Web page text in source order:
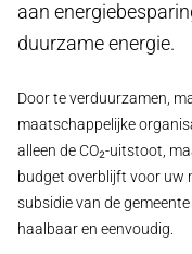
aan
duurzame energie.
Door te verduurzamen,
maatschappelijke
alleen de CO₂-uitstoot,
budget overblijft voor uw
subsidie van de
haalbaar en eenvoudig.